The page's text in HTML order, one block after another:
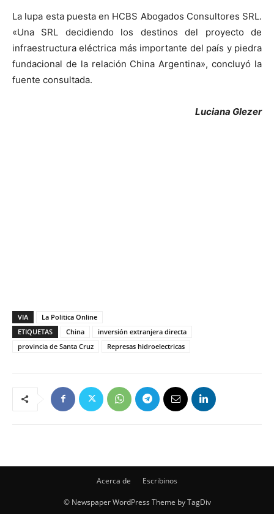
La lupa esta puesta en HCBS Abogados Consultores SRL.
«Una SRL decidiendo los destinos del proyecto de
infraestructura eléctrica más importante del país y piedra
fundacional de la relación China Argentina», concluyó la
fuente consultada.
Luciana Glezer
VIA
La Politica Online
ETIQUETAS
China
inversión extranjera directa
provincia de Santa Cruz
Represas hidroelectricas
Acerca de Escribinos
© Newspaper WordPress Theme by TagDiv